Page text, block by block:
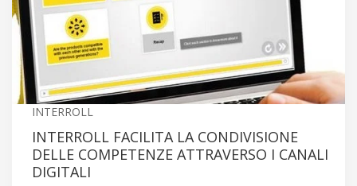
INTERROLL
INTERROLL FACILITA LA CONDIVISIONE
DELLE COMPETENZE ATTRAVERSO I CANALI
DIGITALI